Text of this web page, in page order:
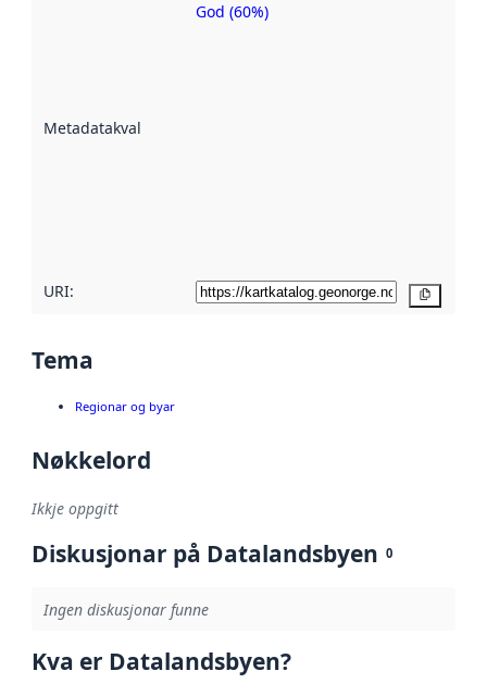
Metadatakvalitet
Metadatakvalitet
God (60%)
URI:
Tema
Regionar og byar
Nøkkelord
Ikkje oppgitt
Diskusjonar på Datalandsbyen 0
Ingen diskusjonar funne
Kva er Datalandsbyen?